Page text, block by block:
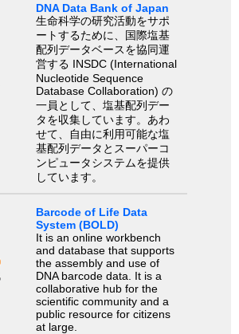
DNA Data Bank of Japan
生命科学の研究活動をサポ
ートするために、国際塩基
配列データベースを協同運
営する INSDC (International
Nucleotide Sequence
Database Collaboration) の
一員として、塩基配列デー
タを収集しています。あわ
せて、自由に利用可能な塩
基配列データとスーパーコ
ンピュータシステムを提供
しています。
Barcode of Life Data
System (BOLD)
It is an online workbench
and database that supports
the assembly and use of
DNA barcode data. It is a
collaborative hub for the
scientific community and a
public resource for citizens
at large.